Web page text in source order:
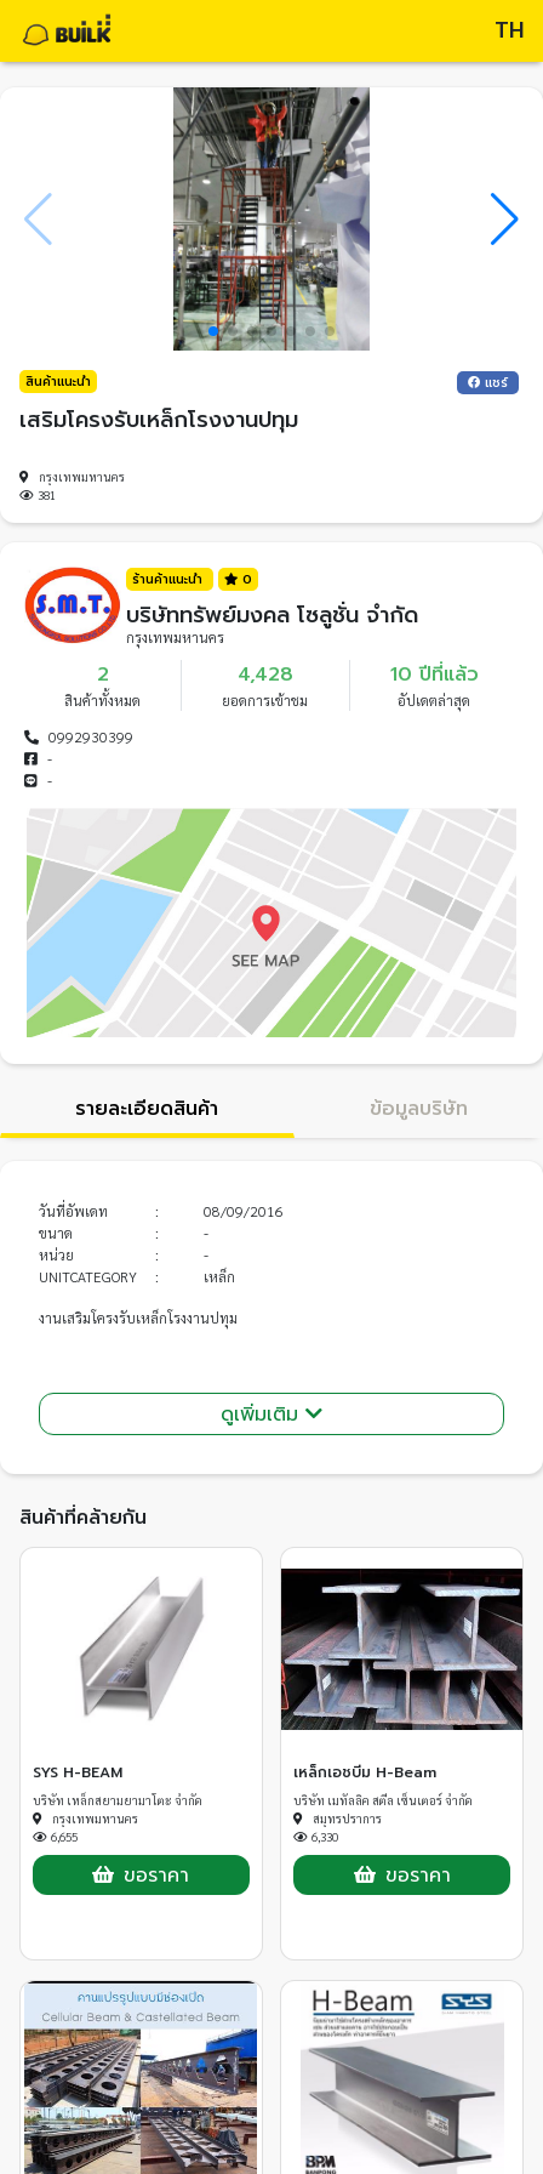
TH
สินค้าแนะนำ แชร์
เสริมโครงรับเหล็กโรงงานปทุม
กรุงเทพมหานคร
381
ร้านค้าแนะนำ 0
บริษัททรัพย์มงคล โซลูชั่น จำกัด
กรุงเทพมหานคร
2
สินค้าทั้งหมด
4,428
ยอดการเข้าชม
10 ปีที่แล้ว
อัปเดตล่าสุด
0992930399
-
-
รายละเอียดสินค้า ข้อมูลบริษัท
วันที่อัพเดท :
08/09/2016
ขนาด
:
-
หน่วย
:
-
UNITCATEGORY
: เหล็ก
งานเสริมโครงรับเหล็กโรงงานปทุม
ดูเพิ่มเติม
สินค้าที่คล้ายกัน
SYS H-BEAM
บริษัท เหล็กสยามยามาโตะ จำกัด
กรุงเทพมหานคร
6,655
ขอราคา
เหล็กเอชบีม H-Beam
บริษัท เมทัลลิค สตีล เซ็นเตอร์ จำกัด
สมุทรปราการ
6,330
ขอราคา